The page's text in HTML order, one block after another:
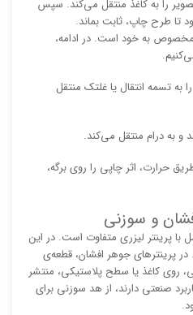
را به کاغذ منتقل می‌کند. سپس
تا طرح چاپ، ثابت بماند.
مخصوص به خود است. در ادامه،
به تسمه انتقال یا غلتک منتقل
و به درام منتقل می‌کند.
حرارت، اثر چاپی را روی برگه،
و سوزنی
با پرینتر لیزری متفاوت است. در این
پرینترهای جوهر افشان، قطعه‌ی
روی کاغذ یا سطح پلاستیکی، منتشر
صنعتی دارند، از هد سوزنی برای